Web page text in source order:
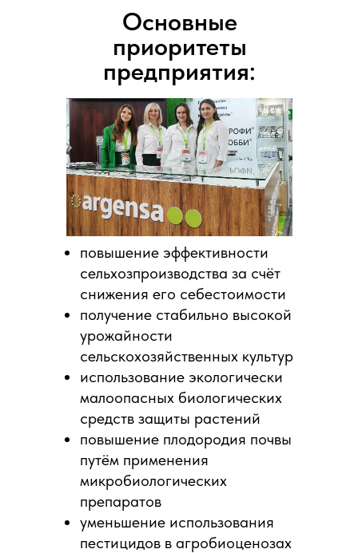
Основные
приоритеты
предприятия:
повышение эффективности
сельхозпроизводства за счёт
снижения его себестоимости
получение стабильно высокой
урожайности
сельскохозяйственных культур
использование экологически
малоопасных биологических
средств защиты растений
повышение плодородия почвы
путём применения
микробиологических
препаратов
уменьшение использования
пестицидов в агробиоценозах